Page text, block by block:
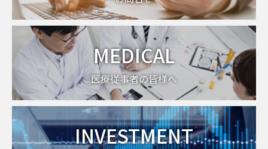
MEDICAL
医療従事者の皆様へ
INVESTMENT